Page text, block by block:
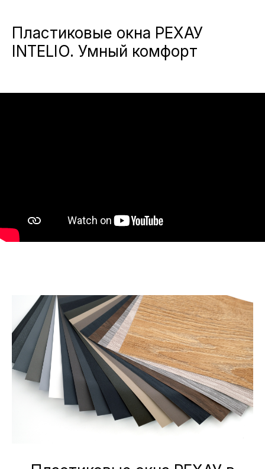
Пластиковые окна РЕХАУ
INTELIO. Умный комфорт